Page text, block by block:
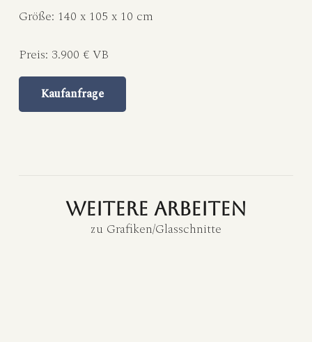
Größe: 140 x 105 x 10 cm
Preis: 3.900 € VB
Kaufanfrage
weitere Arbeiten
zu Grafiken/Glasschnitte